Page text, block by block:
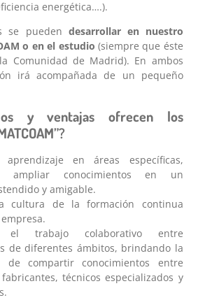
energética….).
se pueden desarrollar en nuestro
o en el estudio (siempre que éste
Comunidad de Madrid). En ambos
irá acompañada de un pequeño
y ventajas ofrecen los
”?
en áreas específicas,
ampliar conocimientos en un
y amigable.
cultura de la formación continua
el trabajo colaborativo entre
de diferentes ámbitos, brindando la
de compartir conocimientos entre
técnicos especializados y